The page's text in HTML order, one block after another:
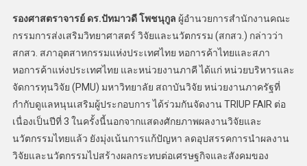
รองศาสตราจารย์ ดร.ปัทมาวดี โพชนุกูล ผู้อำนวยการสำนักงานคณะ
กรรมการส่งเสริมวิทยาศาสตร์ วิจัยและนวัตกรรม (สกสว.) กล่าวว่า
สกสว. สภาอุตสาหกรรมแห่งประเทศไทย หอการค้าไทยและสภา
หอการค้าแห่งประเทศไทย และหน่วยงานภาคี ได้แก่ หน่วยบริหารและ
จัดการทุนวิจัย (PMU) มหาวิทยาลัย สถาบันวิจัย หน่วยงานภาครัฐที่
กำกับดูแลหนุนเสริมผู้ประกอบการ ได้ร่วมกันจัดงาน TRIUP FAIR ต่อ
เนื่องเป็นปีที่ 3 ในครั้งนี้นอกจากแสดงศักยภาพผลงานวิจัยและ
นวัตกรรมไทยแล้ว ยังมุ่งเน้นการแก้ปัญหา ลดอุปสรรคการนำผลงาน
วิจัยและนวัตกรรมไปสร้างผลกระทบต่อเศรษฐกิจและสังคมของ